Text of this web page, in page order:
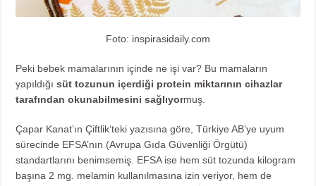
Foto: inspirasidaily.com
Peki bebek mamalarının içinde ne işi var? Bu mamaların
yapıldığısüt tozunun içerdiği protein miktarının cihazlar
tarafından okunabilmesini sağlıyormuş.
Çapar Kanat’ınÇiftlik‘teki yazısına göre, Türkiye AB’ye uyum
sürecinde EFSA’nın (Avrupa Gıda Güvenliği Örgütü)
standartlarını benimsemiş. EFSA ise hem süt tozunda kilogram
başına 2 mg. melamin kullanılmasına izin veriyor, hem de